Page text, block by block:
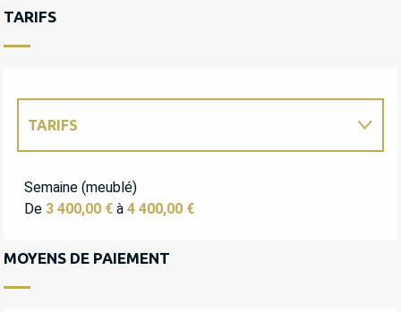
TARIFS
TARIFS
TARIFS 2027
Semaine (meublé)
De 3 400,00 € à 4 400,00 €
MOYENS DE PAIEMENT